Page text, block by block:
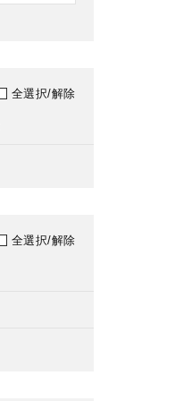
全選択/解除
全選択/解除